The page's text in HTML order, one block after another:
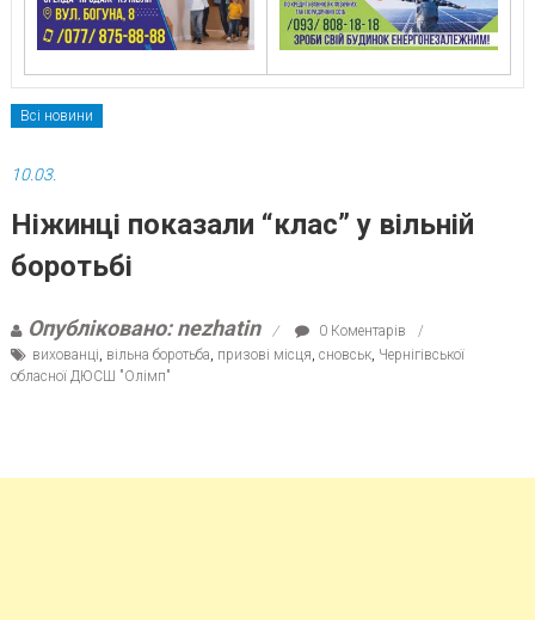
Всі новини
10.03.
Ніжинці показали “клас” у вільній
боротьбі
Опубліковано: nezhatin
0 Коментарів
вихованці, вільна боротьба, призові місця, сновськ, Чернігівської
обласної ДЮСШ "Олімп"